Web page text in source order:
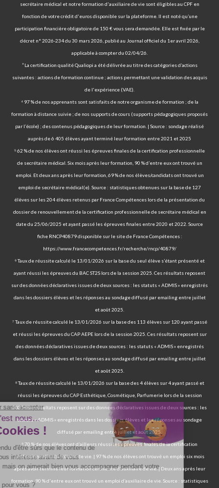
secrétaire médical et notre formation d'auxiliaire de vie sont éligibles au CPF en
fonction de votre crédit d'euros disponible sur la plateforme. Il est noté qu’une
participation financière obligatoire de 150 € vous sera demandée. Elle est fixée par le
décret n° 2026-234 du 30 mars 2026, publié au Journal officiel du 1er avril 2026,
applicable à compter du 02/04/26.
³ La certification qualité Qualiopi a été délivrée au titre des catégories d’actions
suivantes : actions de formation continue ; actions permettant une validation des acquis
de l'expérience (VAE).
⁴ 97 % de nos apprenants sont satisfaits de notre organisme de formation ; de la
formation à distance suivie ; de nos supports de cours (supports pédagogiques proposés
par l’école) ; des contenus pédagogiques de leur formation. | Source : sondage réalisé
auprès de 6 405 élèves ayant terminé leur formation entre 2021 et 2025
⁵ 62 % de nos élèves ont réussi les épreuves finales de la certification professionnelle
de secrétaire médical. Six mois après leur formation, 90 % d’entre eux ont trouvé un
emploi. Et deux ans après leur formation, 69 % de nos élèves/candidats ont trouvé un
emploi de secrétaire médical(e). Source : statistiques obtenues sur la base de 127
élèves sur les 204 élèves retenus par France Compétences lors de la présentation du
dossier de renouvellement de la certification professionnelle de secrétaire médical en
date du 25/06/2025 et ayant passé les épreuves finales entre 2020 et 2022. Source
fiche RNCP40879 disponible sur le site de France Compétences :
https://www.francecompetences.fr/recherche/rncp/40879/
⁶ Taux de réussite calculé le 13/01/2026 sur la base du seul élève s’étant présenté et
ayant réussi les épreuves du BAC ST2S lors de la session 2025. Ces résultats reposent
sur des données déclaratives issues de deux sources : les statuts « ADMIS » enregistrés
dans les dossiers élèves et les réponses au sondage diffusé par emailing entre juillet
et août 2025.
⁷ Taux de réussite calculé le 13/01/2026 sur la base des 113 élèves sur 120 ayant passé
et réussi les épreuves du CAP AEPE lors de la session 2025. Ces résultats reposent sur
des données déclaratives issues de deux sources : les statuts « ADMIS » enregistrés
dans les dossiers élèves et les réponses au sondage diffusé par emailing entre juillet
et août 2025.
⁸ Taux de réussite calculé le 13/01/2026 sur la base des 4 élèves sur 4 ayant passé et
réussi les épreuves du CAP Esthétique, Cosmétique, Parfumerie lors de la session
2025. Ces résultats reposent sur des données déclaratives issues de deux sources : les
statuts « ADMIS » enregistrés dans les dossiers élèves et les réponses au sondage
diffusé par emailing entre juillet et août 2025.
⁹ 70 % de nos élèves ont d’ailleurs réussi les épreuves finales de la certification
professionnelle d’auxiliaire de vie. | 97 % de nos élèves ont trouvé un emploi six mois
après avoir terminé leur formation certifiante d’auxiliaire de vie. | Deux ans après leur
formation, 90 % d'entre eux ont trouvé un emploi d’auxiliaire de vie. Source : statistiques